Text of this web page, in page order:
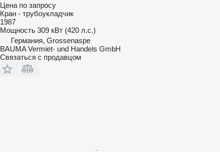
Цена по запросу
Кран - трубоукладчик
1987
Мощность 309 кВт (420 л.с.)
Германия, Grossenaspe
BAUMA Vermiet- und Handels GmbH
Связаться с продавцом